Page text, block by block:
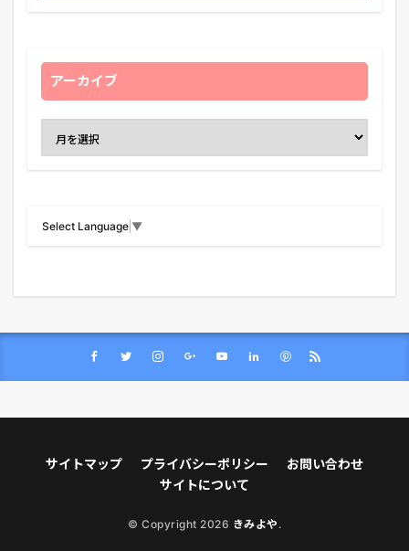
アーカイブ
Select Language ▼
サイトマップ プライバシーポリシー
お問い合わせ
サイトについて
© Copyright 2026 きみよや .